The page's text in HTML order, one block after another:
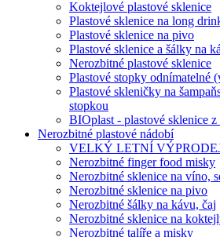
Koktejlové plastové sklenice
Plastové sklenice na long
Plastové sklenice na pivo
Plastové sklenice a šálky na
Nerozbitné plastové sklenice
Plastové stopky odnímatelné
Plastové skleničky na
stopkou
BIOplast - plastové sklenice
Nerozbitné plastové nádobí
VELKÝ LETNÍ
Nerozbitné finger food misky
Nerozbitné sklenice na víno,
Nerozbitné sklenice na pivo
Nerozbitné šálky na kávu, čaj
Nerozbitné sklenice na
Nerozbitné talíře a misky